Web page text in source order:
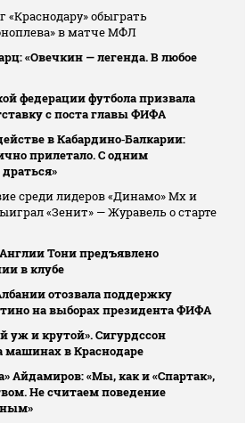
«Краснодару» обыграть
в матче МФЛ
«Овечкин — легенда. В любое
федерации футбола призвала
с поста главы ФИФА
в Кабардино‑Балкарии:
прилетало. С одним
среди лидеров «Динамо» Мх и
«Зенит» — Журавель о старте
Тони предъявлено
в клубе
отозвала поддержку
на выборах президента ФИФА
уж и крутой». Сигурдссон
машинах в Краснодаре
Айдамиров: «Мы, как и «Спартак»,
Не считаем поведение